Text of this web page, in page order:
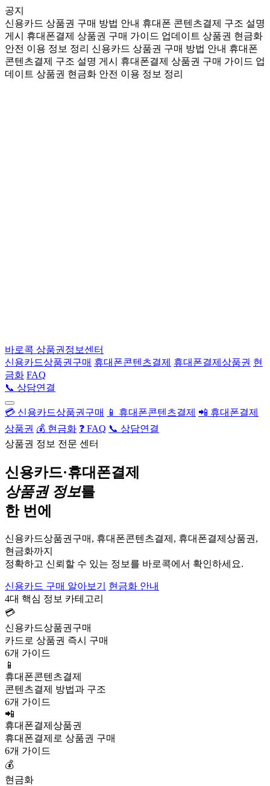
공지
신용카드 상품권 구매 방법 안내 휴대폰 콘텐츠결제 구조 설명
게시
휴대폰결제 상품권 구매 가이드 업데이트 상품권 현금화
안전 이용 정보 정리 신용카드 상품권 구매 방법 안내 휴대폰
콘텐츠결제 구조 설명 게시
휴대폰결제 상품권 구매 가이드 업
데이트 상품권 현금화 안전 이용 정보 정리
바로콕 상품권정보센터
신용카드상품권구매 휴대폰콘텐츠결제 휴대폰결제상품권 현
금화 FAQ
📞 상담연결
💳 신용카드상품권구매 📱 휴대폰콘텐츠결제 📲 휴대폰결제
상품권 💰 현금화 ❓ FAQ 📞 상담연결
상품권 정보 전문 센터
신용카드·휴대폰결제
상품권 정보를
한 번에
신용카드상품권구매, 휴대폰콘텐츠결제, 휴대폰결제상품권,
현금화까지
정확하고 신뢰할 수 있는 정보를 바로콕에서 확인하세요.
신용카드 구매 알아보기
현금화 안내
4대 핵심 정보 카테고리
💳
신용카드상품권구매
카드로 상품권 즉시 구매
6개 가이드
📱
휴대폰콘텐츠결제
콘텐츠결제 방법과 구조
6개 가이드
📲
휴대폰결제상품권
휴대폰결제로 상품권 구매
6개 가이드
💰
현금화